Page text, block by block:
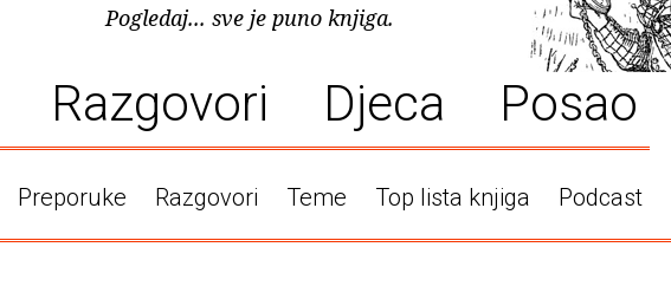
Pogledaj... sve je puno knjiga.
Razgovori Djeca Posao
Preporuke Razgovori Teme Top lista knjiga Podcast